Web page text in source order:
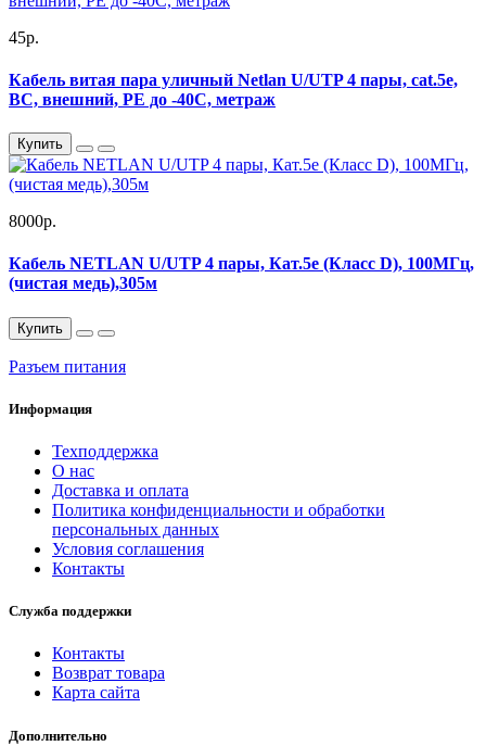
45р.
Кабель витая пара уличный Netlan U/UTP 4 пары, cat.5e,
BC, внешний, PE до -40C, метраж
Купить
8000р.
Кабель NETLAN U/UTP 4 пары, Кат.5e (Класс D), 100МГц,
(чистая медь),305м
Купить
Разъем питания
Информация
Техподдержка
О нас
Доставка и оплата
Политика конфиденциальности и обработки
персональных данных
Условия соглашения
Контакты
Служба поддержки
Контакты
Возврат товара
Карта сайта
Дополнительно